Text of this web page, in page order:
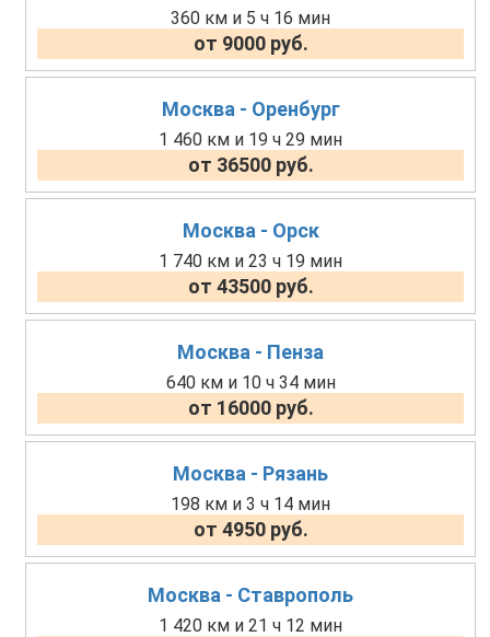
360 км и 5 ч 16 мин
от 9000 руб.
Москва - Оренбург
1 460 км и 19 ч 29 мин
от 36500 руб.
Москва - Орск
1 740 км и 23 ч 19 мин
от 43500 руб.
Москва - Пенза
640 км и 10 ч 34 мин
от 16000 руб.
Москва - Рязань
198 км и 3 ч 14 мин
от 4950 руб.
Москва - Ставрополь
1 420 км и 21 ч 12 мин